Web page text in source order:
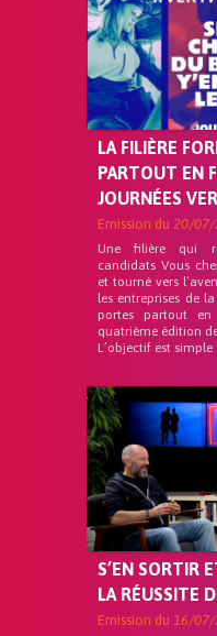
LA FILIÈRE
PARTOUT EN
JOURNÉES
Emission du 20/07/
Une filière qui
candidats Vous
et tourné vers
les entreprises de
portes partout
quatrième édition
L’objectif est simple
S’EN SORTIR
LA RÉUSSITE
Emission du 16/07/